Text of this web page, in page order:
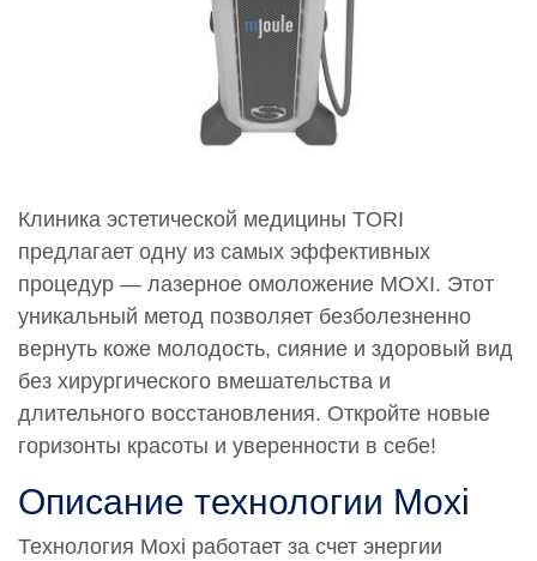
Клиника эстетической медицины TORI
предлагает одну из самых эффективных
процедур — лазерное омоложение MOXI. Этот
уникальный метод позволяет безболезненно
вернуть коже молодость, сияние и здоровый вид
без хирургического вмешательства и
длительного восстановления. Откройте новые
горизонты красоты и уверенности в себе!
Описание технологии Moxi
Технология Moxi работает за счет энергии